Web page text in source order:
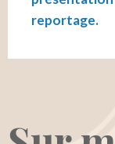
reportage.